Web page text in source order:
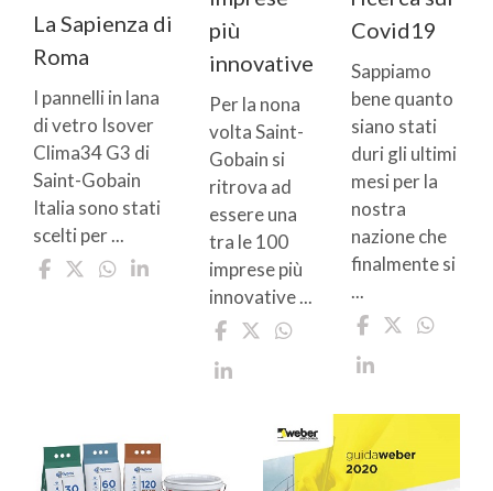
La Sapienza di
Roma
I pannelli in lana
di vetro Isover
Clima34 G3 di
Saint-Gobain
Italia sono stati
scelti per ...
più
innovative
Per la nona
volta Saint-
Gobain si
ritrova ad
essere una
tra le 100
imprese più
innovative ...
Covid19
Sappiamo
bene quanto
siano stati
duri gli ultimi
mesi per la
nostra
nazione che
finalmente si
...